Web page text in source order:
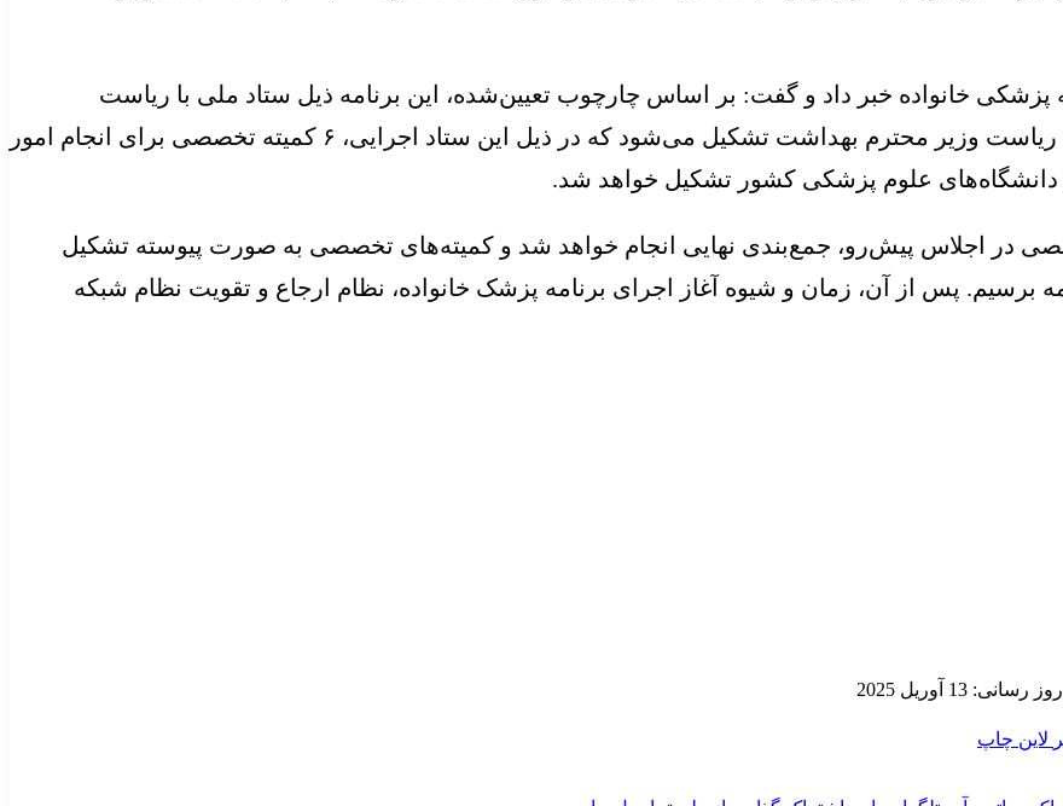
پزشکی خانواده خبر داد و گفت: بر اساس چارچوب تعیین‌شده، این برنامه ذیل ستاد ملی با ریاست
رئیس‌جمهور اجرا خواهد شد. همچنین ستاد اجرایی آن به ریاست وزیر محترم بهداشت تشکیل می‌شود که در ذیل این ستاد اجرایی، ۶ کمیته تخصصی برای انجام امور
دانشگاه‌های علوم پزشکی کشور تشکیل خواهد شد.
در اجلاس پیش‌رو، جمع‌بندی نهایی انجام خواهد شد و کمیته‌های تخصصی به صورت پیوسته تشکیل
برسیم. پس از آن، زمان و شیوه آغاز اجرای برنامه پزشک خانواده، نظام ارجاع و تقویت نظام شبکه
13 آوریل 2025
لاین چاپ